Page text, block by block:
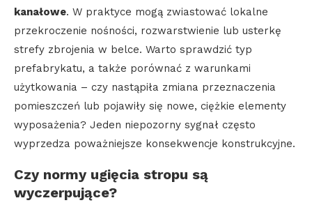
kanałowe. W praktyce mogą zwiastować lokalne
przekroczenie nośności, rozwarstwienie lub usterkę
strefy zbrojenia w belce. Warto sprawdzić typ
prefabrykatu, a także porównać z warunkami
użytkowania – czy nastąpiła zmiana przeznaczenia
pomieszczeń lub pojawiły się nowe, ciężkie elementy
wyposażenia? Jeden niepozorny sygnał często
wyprzedza poważniejsze konsekwencje konstrukcyjne.
Czy normy ugięcia stropu są
wyczerpujące?